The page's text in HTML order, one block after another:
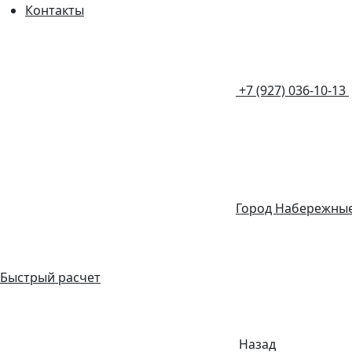
Контакты
+7 (927) 036-10-13
Город
Быстрый расчет
Назад